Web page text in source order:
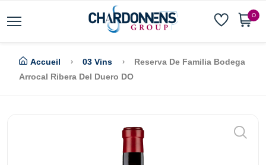
0
Accueil 03 Vins
Reserva De Familia Bodega
Arrocal Ribera Del Duero DO